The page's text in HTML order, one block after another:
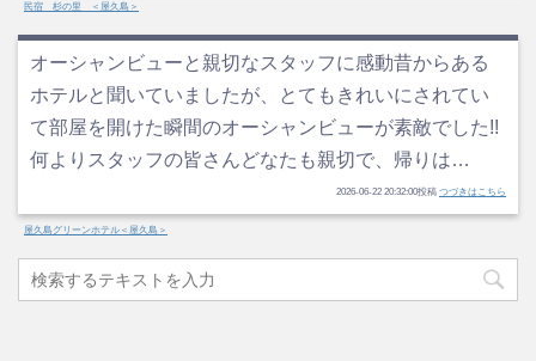
民宿 杉の里 ＜屋久島＞
オーシャンビューと親切なスタッフに感動昔からある
ホテルと聞いていましたが、とてもきれいにされてい
て部屋を開けた瞬間のオーシャンビューが素敵でした!!
何よりスタッフの皆さんどなたも親切で、帰りは…
2026-06-22 20:32:00投稿 つづきはこちら
屋久島グリーンホテル＜屋久島＞